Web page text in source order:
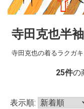
寺田克也半
寺田克也の着るラクガ
25件の
表示順: